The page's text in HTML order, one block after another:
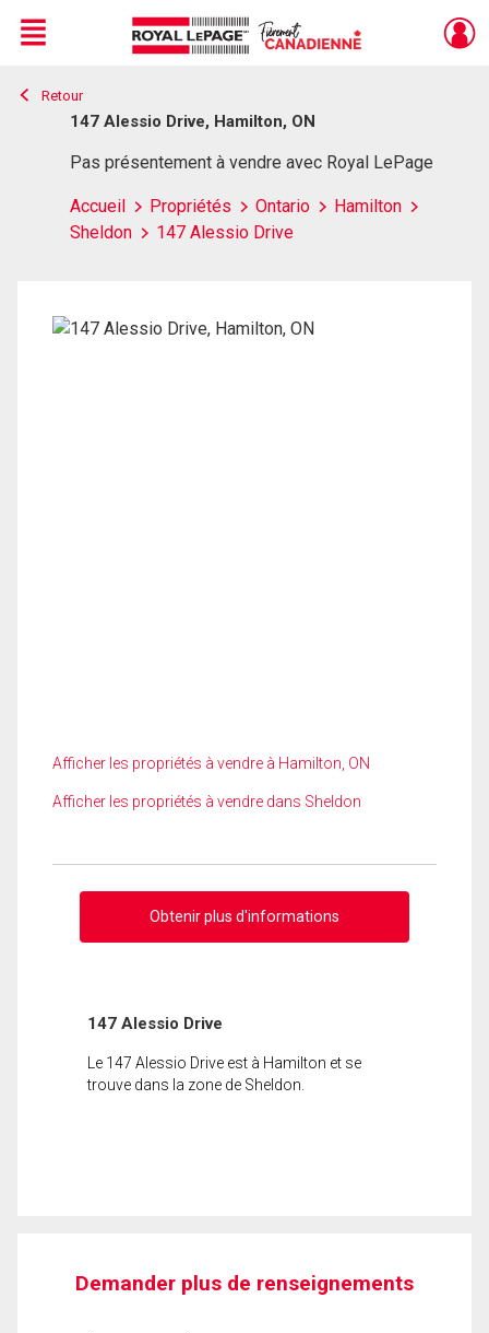
Live
En Direct
Menu
Retour
147 Alessio Drive, Hamilton, ON
Pas présentement à vendre avec Royal LePage
Accueil Propriétés Ontario
Hamilton
Sheldon
147 Alessio Drive
Afficher les propriétés à vendre à Hamilton, ON
Afficher les propriétés à vendre dans Sheldon
Obtenir plus d'informations
147 Alessio Drive
Le 147 Alessio Drive est à Hamilton et se
trouve dans la zone de Sheldon.
Demander plus de renseignements